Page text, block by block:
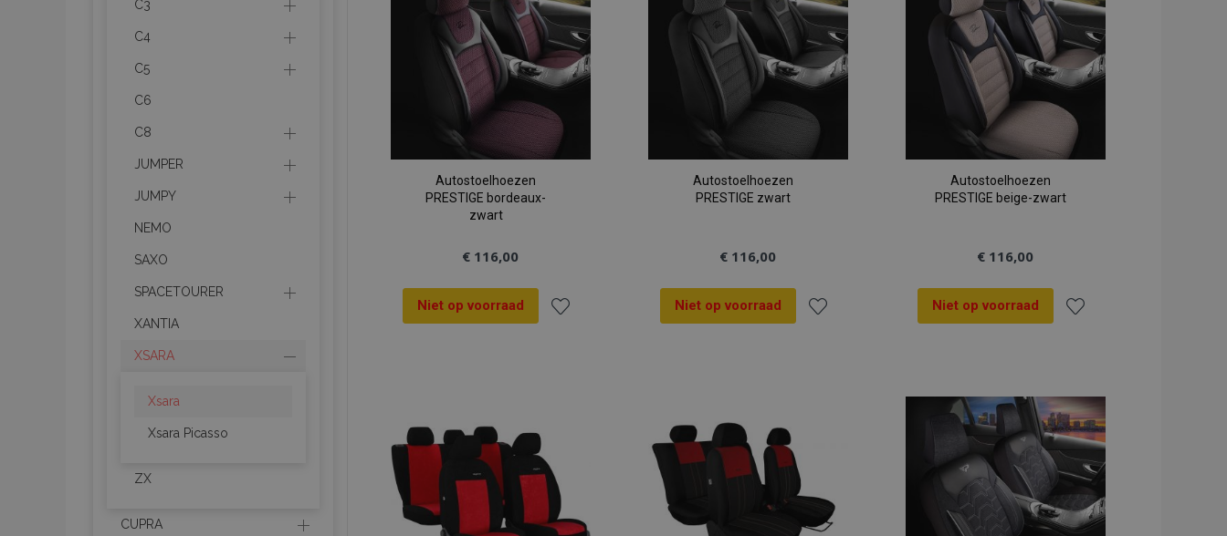
verlanglijst
verlanglijst
verlanglijst
Autostoelhoezen
PRESTIGE bordeaux-
zwart
€ 116,00
Niet op voorraad
Autostoelhoezen
PRESTIGE zwart
€ 116,00
Niet op voorraad
Autostoelhoezen
PRESTIGE beige-zwart
€ 116,00
Niet op voorraad
aan
verlanglijst
C3
C4
C5
C6
C8
JUMPER
JUMPY
NEMO
SAXO
SPACETOURER
XANTIA
XSARA
Xsara
Xsara Picasso
ZX
CUPRA